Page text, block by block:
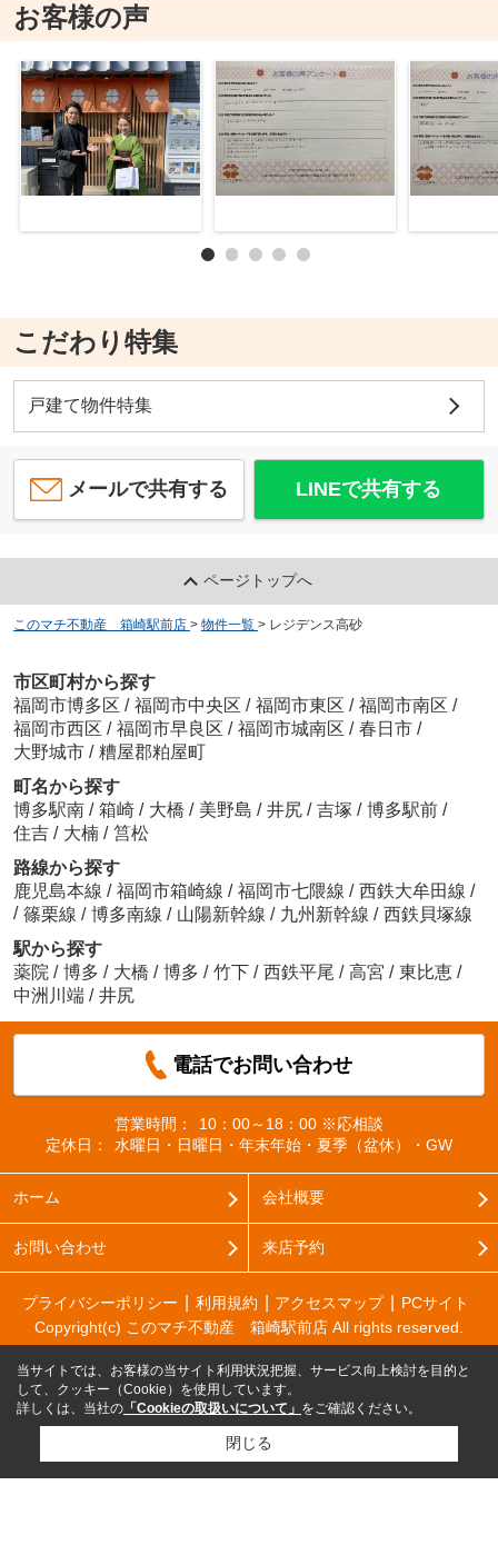
お客様の声
こだわり特集
戸建て物件特集
メールで共有する LINEで共有する
ページトップへ
このマチ不動産 箱崎駅前店 > 物件一覧 > レジデンス高砂
市区町村から探す
福岡市博多区 / 福岡市中央区 / 福岡市東区 / 福岡市南区 /
福岡市西区 / 福岡市早良区 / 福岡市城南区 / 春日市 /
大野城市 / 糟屋郡粕屋町
町名から探す
博多駅南 / 箱崎 / 大橋 / 美野島 / 井尻 / 吉塚 / 博多駅前 /
住吉 / 大楠 / 筥松
路線から探す
鹿児島本線 / 福岡市箱崎線 / 福岡市七隈線 / 西鉄大牟田線 /
/ 篠栗線 / 博多南線 / 山陽新幹線 / 九州新幹線 / 西鉄貝塚線
駅から探す
薬院 / 博多 / 大橋 / 博多 / 竹下 / 西鉄平尾 / 高宮 / 東比恵 /
中洲川端 / 井尻
電話でお問い合わせ
営業時間：
10：00～18：00 ※応相談
定休日：
水曜日・日曜日・年末年始・夏季（盆休）・GW
ホーム 会社概要
お問い合わせ 来店予約
プライバシーポリシー 利用規約 アクセスマップ
PCサイト
Copyright(c) このマチ不動産 箱崎駅前店 All rights reserved.
当サイトでは、お客様の当サイト利用状況把握、サービス向上検討を目的と
して、クッキー（Cookie）を使用しています。
詳しくは、当社の 「Cookieの取扱いについて」 をご確認ください。
閉じる